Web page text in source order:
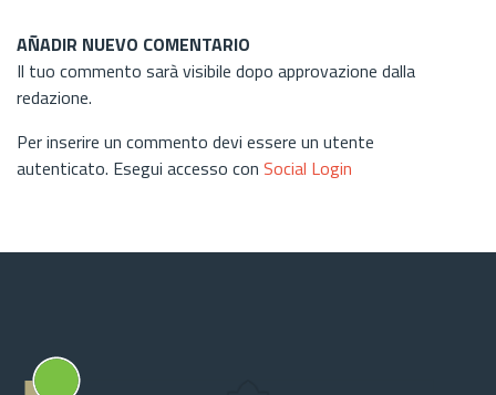
AÑADIR NUEVO COMENTARIO
Il tuo commento sarà visibile dopo approvazione dalla
redazione.
Per inserire un commento devi essere un utente
autenticato. Esegui accesso con Social Login